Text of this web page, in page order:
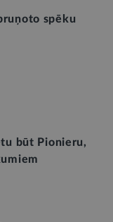
spēku
būt Pionieru,